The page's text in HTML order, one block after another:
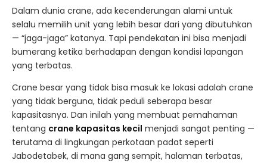
Dalam dunia crane, ada kecenderungan alami untuk
selalu memilih unit yang lebih besar dari yang dibutuhkan
— “jaga-jaga” katanya. Tapi pendekatan ini bisa menjadi
bumerang ketika berhadapan dengan kondisi lapangan
yang terbatas.
Crane besar yang tidak bisa masuk ke lokasi adalah crane
yang tidak berguna, tidak peduli seberapa besar
kapasitasnya. Dan inilah yang membuat pemahaman
tentang crane kapasitas kecil menjadi sangat penting —
terutama di lingkungan perkotaan padat seperti
Jabodetabek, di mana gang sempit, halaman terbatas,